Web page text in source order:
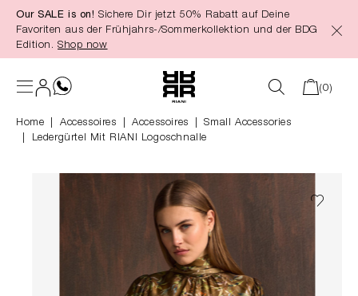
springen
Our SALE is on! Sichere Dir jetzt 50% Rabatt auf Deine
Favoriten aus der Frühjahrs-/Sommerkollektion und der BDG
Edition. Shop now
(0)
Home Accessoires Accessoires
Small Accessories
Ledergürtel Mit RIANI Logoschnalle